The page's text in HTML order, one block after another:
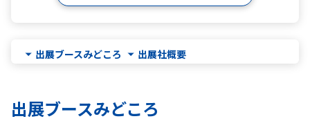
出展ブースみどころ 出展社概要
出展ブースみどころ